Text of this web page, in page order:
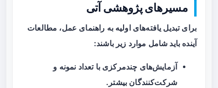
مسیرهای پژوهشی آتی
برای تبدیل یافته‌های اولیه به راهنمای عمل، مطالعات
آینده باید شامل موارد زیر باشند:
آزمایش‌های چندمرکزی با تعداد نمونه و
شرکت‌کنندگان بیشتر.